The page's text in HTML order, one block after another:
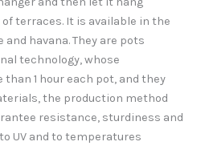
terraces. It is available in the
havana. They are pots
technology, whose
1 hour each pot, and they
the production method
resistance, sturdiness and
UV and to temperatures